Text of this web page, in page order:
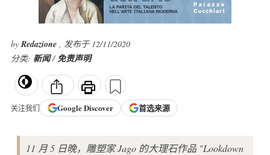
byRedazione , 发布于 12/11/2020
分类: 新闻/免责声明
关注我们 GoogleDiscover 首选来源
11 月 5 日晚，雕塑家 Jago 的大理石作品 "Lookdown